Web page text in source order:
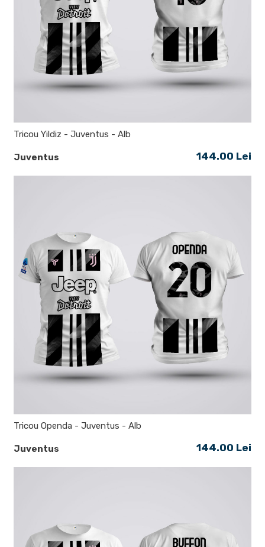
Juventus
Tricou Yildiz - Juventus - Alb
144.00 Lei
Juventus
Tricou Openda - Juventus - Alb
144.00 Lei